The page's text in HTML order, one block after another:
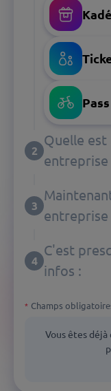
2
Quelle
entreprise
3
entreprise
4
C'est
infos :
* Champs
Vous êtes